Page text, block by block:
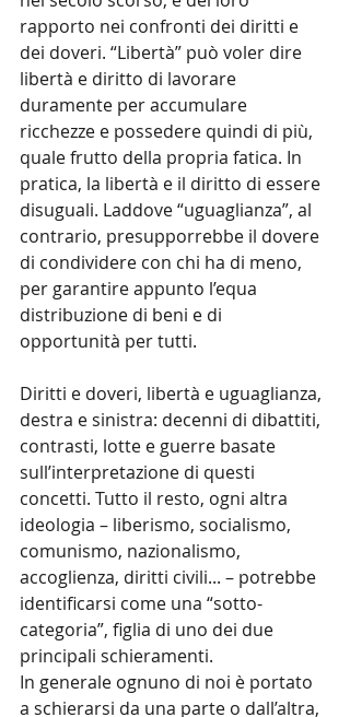
rapporto nei confronti dei diritti e
dei doveri. “Libertà” può voler dire
libertà e diritto di lavorare
duramente per accumulare
ricchezze e possedere quindi di più,
quale frutto della propria fatica. In
pratica, la libertà e il diritto di essere
disuguali. Laddove “uguaglianza”, al
contrario, presupporrebbe il dovere
di condividere con chi ha di meno,
per garantire appunto l’equa
distribuzione di beni e di
opportunità per tutti.
Diritti e doveri, libertà e uguaglianza,
destra e sinistra: decenni di dibattiti,
contrasti, lotte e guerre basate
sull’interpretazione di questi
concetti. Tutto il resto, ogni altra
ideologia – liberismo, socialismo,
comunismo, nazionalismo,
accoglienza, diritti civili... – potrebbe
identificarsi come una “sotto-
categoria”, figlia di uno dei due
principali schieramenti.
In generale ognuno di noi è portato
a schierarsi da una parte o dall’altra,